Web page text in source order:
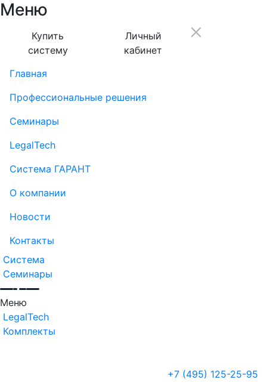
Меню
Купить
систему
Личный
кабинет
Главная
Профессиональные решения
Семинары
LegalTech
Система ГАРАНТ
О компании
Новости
Контакты
Система
Семинары
Меню
LegalTech
Комплекты
+7 (495) 125-25-95